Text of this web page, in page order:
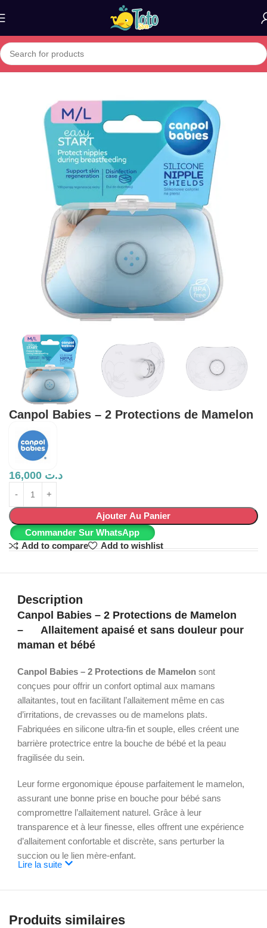
Home»Boutique»Canpol Babies – 2 Protections de Mamelon
Canpol Babies – 2 Protections de Mamelon
د.ت
Ajouter Au Panier
Commander Sur WhatsApp
Add to compare
Add to wishlist
Description
Canpol Babies – 2 Protections de Mamelon
– Allaitement apaisé et sans douleur pour
maman et bébé
Canpol Babies – 2 Protections de Mamelon sont
conçues pour offrir un confort optimal aux mamans
allaitantes, tout en facilitant l’allaitement même en cas
d’irritations, de crevasses ou de mamelons plats.
Fabriquées en silicone ultra-fin et souple, elles créent une
barrière protectrice entre la bouche de bébé et la peau
fragilisée du sein.
Leur forme ergonomique épouse parfaitement le mamelon,
assurant une bonne prise en bouche pour bébé sans
compromettre l’allaitement naturel. Grâce à leur
transparence et à leur finesse, elles offrent une expérience
d’allaitement confortable et discrète, sans perturber la
succion ou le lien mère-enfant.
Lire la suite
Produits similaires